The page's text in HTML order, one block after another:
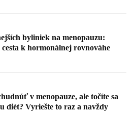
byliniek na menopauzu:
k hormonálnej rovnováhe
v menopauze, ale točíte sa
diét? Vyriešte to raz a navždy